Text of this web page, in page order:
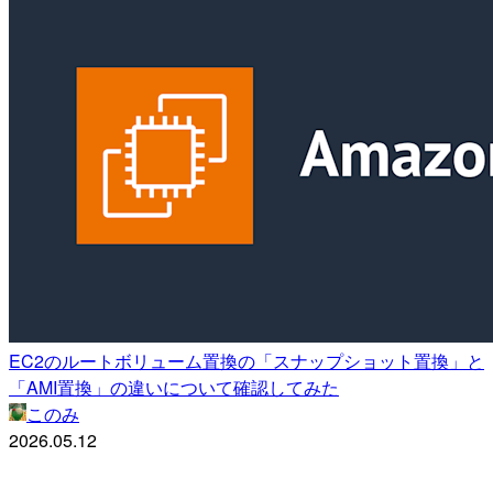
EC2のルートボリューム置換の「スナップショット置換」と
「AMI置換」の違いについて確認してみた
このみ
2026.05.12